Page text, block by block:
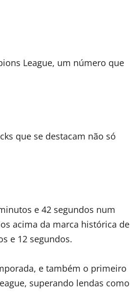
League, um número que
que se destacam não só
e 42 segundos num
acima da marca histórica de
e 12 segundos.
e também o primeiro
superando lendas como